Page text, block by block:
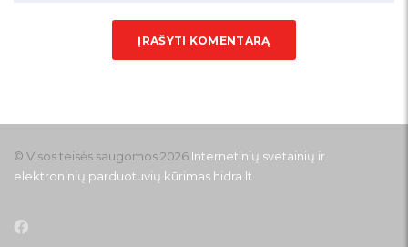
© Visos teisės saugomos 2026 Internetinių svetainių ir
elektroninių parduotuvių kūrimas hidra.lt